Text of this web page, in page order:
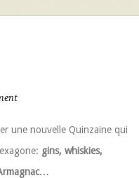
une nouvelle Quinzaine qui
gins, whiskies,